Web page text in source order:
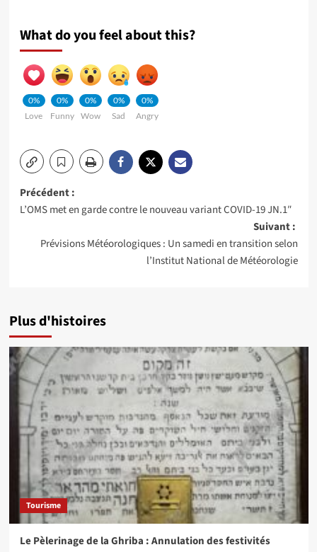
What do you feel about this?
0%
Love
0%
Funny
0%
Wow
0%
Sad
0%
Angry
Navigation
d’article
Précédent :
L’OMS met en garde contre le nouveau variant COVID-19 JN.1″
Suivant :
Prévisions Météorologiques : Un samedi en transition selon
l’Institut National de Météorologie
Plus d'histoires
Tourisme
Le Pèlerinage de la Ghriba : Annulation des festivités